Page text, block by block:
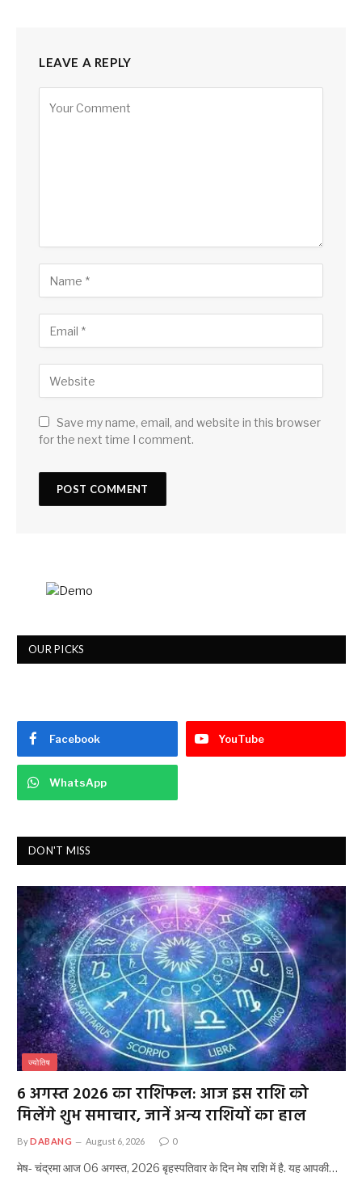
LEAVE A REPLY
Save my name, email, and website in this browser
for the next time I comment.
OUR PICKS
Facebook YouTube
WhatsApp
DON'T MISS
ज्योतिष
6 अगस्त 2026 का राशिफल: आज इस राशि को
मिलेंगे शुभ समाचार, जानें अन्य राशियों का हाल
ByDABANG August 6, 2026 0
मेष- चंद्रमा आज 06 अगस्त, 2026 बृहस्पतिवार के दिन मेष राशि में है. यह आपकी…